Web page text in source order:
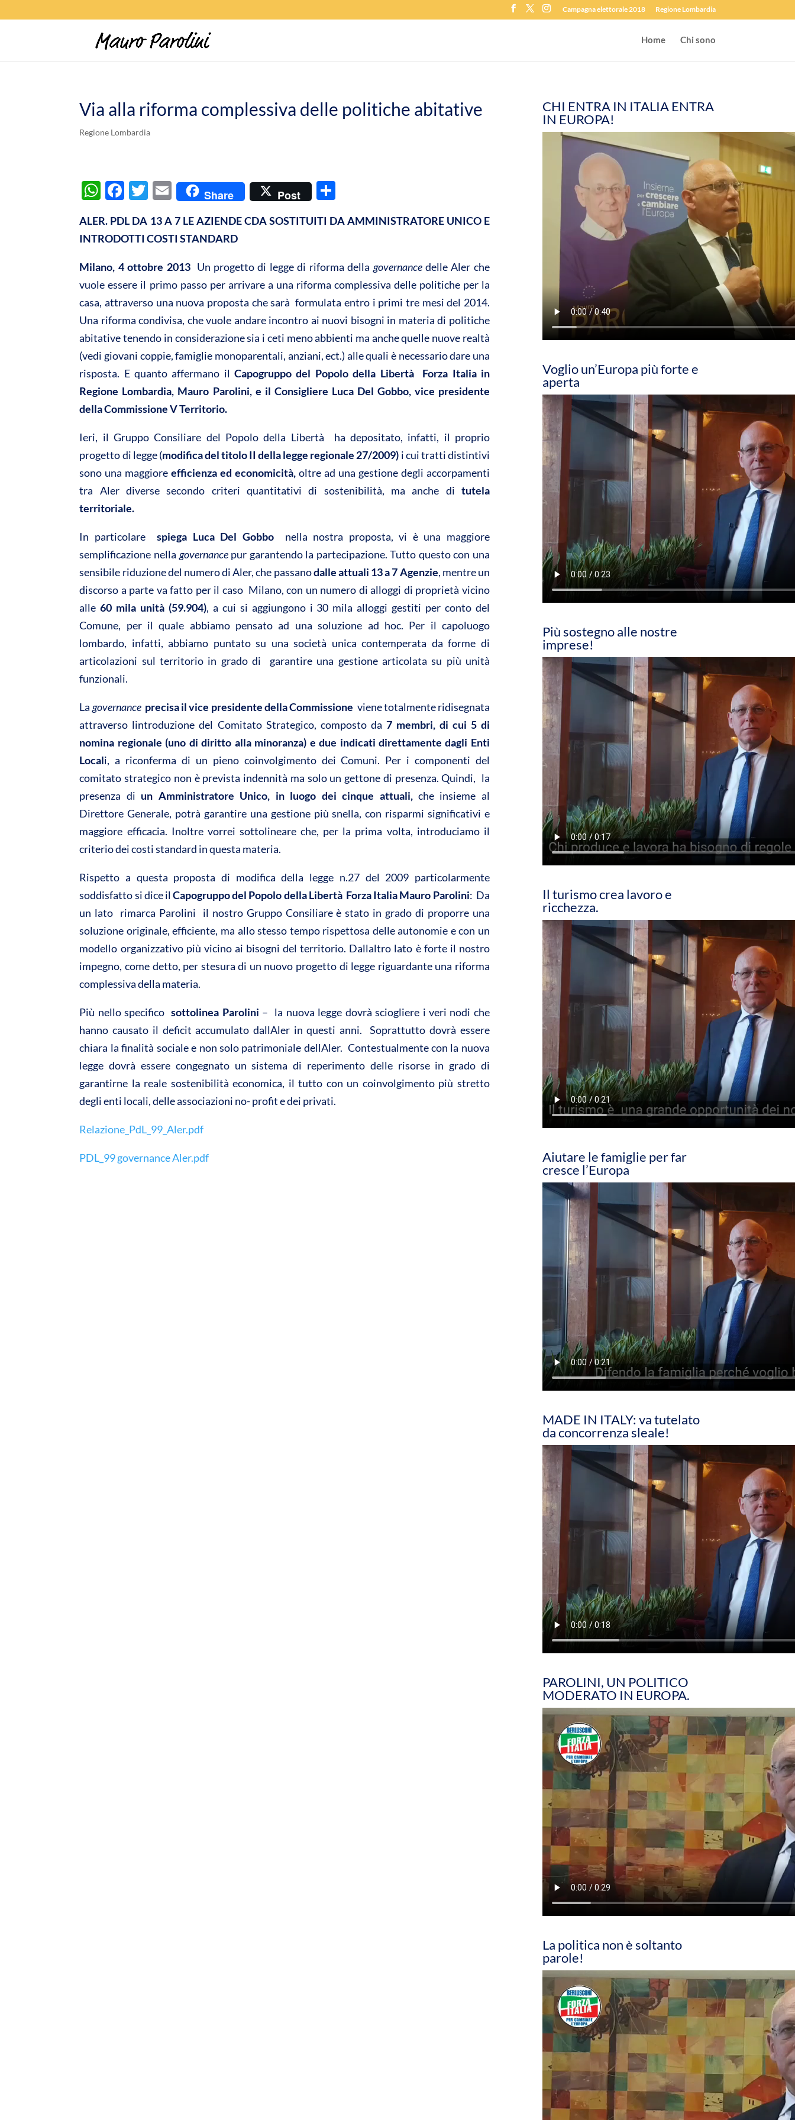
Campagna elettorale 2018 Regione Lombardia
Home Chi sono
Via alla riforma complessiva delle politiche abitative
Regione Lombardia
W
at
s
A
p
p
F
e
b
o
o
k
T
itt
er
E
ail
Share Post
n
vi
di
ALER. PDL DA 13 A 7 LE AZIENDE CDA SOSTITUITI DA AMMINISTRATORE UNICO E
INTRODOTTI COSTI STANDARD
Milano, 4 ottobre 2013 Un progetto di legge di riforma dellagovernancedelle Aler che
vuole essere il primo passo per arrivare a una riforma complessiva delle politiche per la
casa, attraverso una nuova proposta che sarà formulata entro i primi tre mesi del 2014.
Una riforma condivisa, che vuole andare incontro ai nuovi bisogni in materia di politiche
abitative tenendo in considerazione sia i ceti meno abbienti ma anche quelle nuove realtà
(vedi giovani coppie, famiglie monoparentali, anziani, ect.) alle quali è necessario dare una
risposta. E quanto affermano ilCapogruppo del Popolo della Libertà  Forza Italia in
Regione Lombardia, Mauro Parolini, e il Consigliere Luca Del Gobbo, vice presidente
della Commissione V Territorio.
Ieri, il Gruppo Consiliare del Popolo della Libertà ha depositato, infatti, il proprio
progetto di legge (modifica del titolo II della legge regionale 27/2009) i cui tratti distintivi
sono una maggioreefficienza ed economicità, oltre ad una gestione degli accorpamenti
tra Aler diverse secondo criteri quantitativi di sostenibilità, ma anche di tutela
territoriale.
In particolare spiega Luca Del Gobbo
 nella nostra proposta, vi è una maggiore
semplificazione nellagovernance pur garantendo la partecipazione. Tutto questo con una
sensibile riduzione del numero di Aler, che passanodalle attuali 13 a 7 Agenzie, mentre un
discorso a parte va fatto per il caso Milano, con un numero di alloggi di proprietà vicino
alle60 mila unità (59.904), a cui si aggiungono i 30 mila alloggi gestiti per conto del
Comune, per il quale abbiamo pensato ad una soluzione ad hoc. Per il capoluogo
lombardo, infatti, abbiamo puntato su una società unica contemperata da forme di
articolazioni sul territorio in grado di garantire una gestione articolata su più unità
funzionali.
Lagovernance precisa il vice presidente della Commissione  viene totalmente ridisegnata
attraverso lintroduzione del Comitato Strategico, composto da 7 membri, di cui 5 di
nomina regionale (uno di diritto alla minoranza) e due indicati direttamente dagli Enti
Locali, a riconferma di un pieno coinvolgimento dei Comuni. Per i componenti del
comitato strategico non è prevista indennità ma solo un gettone di presenza. Quindi, la
presenza di un Amministratore Unico, in luogo dei cinque attuali,che insieme al
Direttore Generale, potrà garantire una gestione più snella, con risparmi significativi e
maggiore efficacia. Inoltre vorrei sottolineare che, per la prima volta, introduciamo il
criterio dei costi standard in questa materia.
Rispetto a questa proposta di modifica della legge n.27 del 2009 particolarmente
soddisfatto si dice ilCapogruppo del Popolo della Libertà  Forza Italia Mauro Parolini: Da
un lato  rimarca Parolini  il nostro Gruppo Consiliare è stato in grado di proporre una
soluzione originale, efficiente, ma allo stesso tempo rispettosa delle autonomie e con un
modello organizzativo più vicino ai bisogni del territorio. Dallaltro lato è forte il nostro
impegno, come detto, per stesura di un nuovo progetto di legge riguardante una riforma
complessiva della materia.
Più nello specifico sottolinea Parolini – la nuova legge dovrà sciogliere i veri nodi che
hanno causato il deficit accumulato dallAler in questi anni. Soprattutto dovrà essere
chiara la finalità sociale e non solo patrimoniale dellAler. Contestualmente con la nuova
legge dovrà essere congegnato un sistema di reperimento delle risorse in grado di
garantirne la reale sostenibilità economica, il tutto con un coinvolgimento più stretto
degli enti locali, delle associazioni no- profit e dei privati.
Relazione_PdL_99_Aler.pdf
PDL_99 governance Aler.pdf
CHI ENTRA IN ITALIA ENTRA
IN EUROPA!
Voglio un’Europa più forte e
aperta
Più sostegno alle nostre
imprese!
Il turismo crea lavoro e
ricchezza.
Aiutare le famiglie per far
cresce l’Europa
MADE IN ITALY: va tutelato
da concorrenza sleale!
PAROLINI, UN POLITICO
MODERATO IN EUROPA.
La politica non è soltanto
parole!